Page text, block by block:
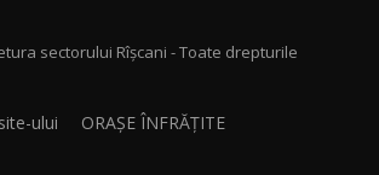
sectorului Rîșcani - Toate drepturile
ului ORAȘE ÎNFRĂȚITE